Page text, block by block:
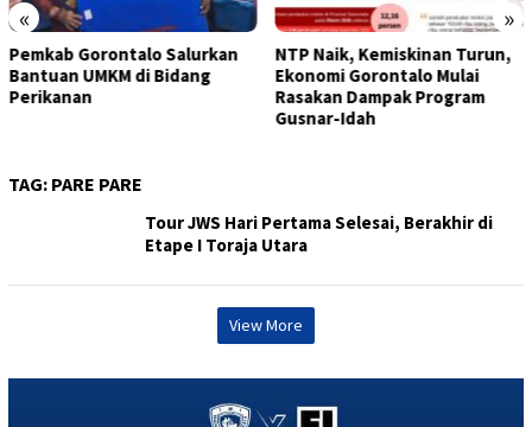
« »
NTP Naik, Kemiskinan Turun,
Ekonomi Gorontalo Mulai
Rasakan Dampak Program
Ekonomi Gorontalo Tumbuh
6,20 Persen, Tertinggi di
Pulau Sulawesi pada Triwulan
II 2026
TAG: PARE PARE
Tour JWS Hari Pertama Selesai, Berakhir di
Etape I Toraja Utara
View More